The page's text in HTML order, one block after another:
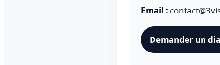
Email :
Demander un